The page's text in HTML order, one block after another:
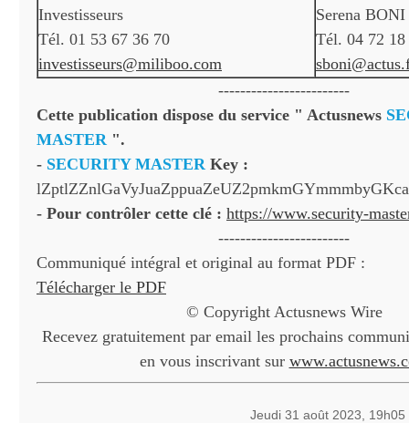
Investisseurs
Tél. 01 53 67 36 70
investisseurs@miliboo.com
Serena
Tél. 04 72 18
------------------------
Cette publication dispose du service " Actusnews
MASTER".
- SECURITY MASTERKey :
- Pour contrôler cette clé : https://www.security-
------------------------
Communiqué intégral et original au format PDF :
Télécharger le PDF
© Copyright Actusnews Wire
Recevez gratuitement par email les prochains
en vous inscrivant sur
Jeudi 31 août 2023,